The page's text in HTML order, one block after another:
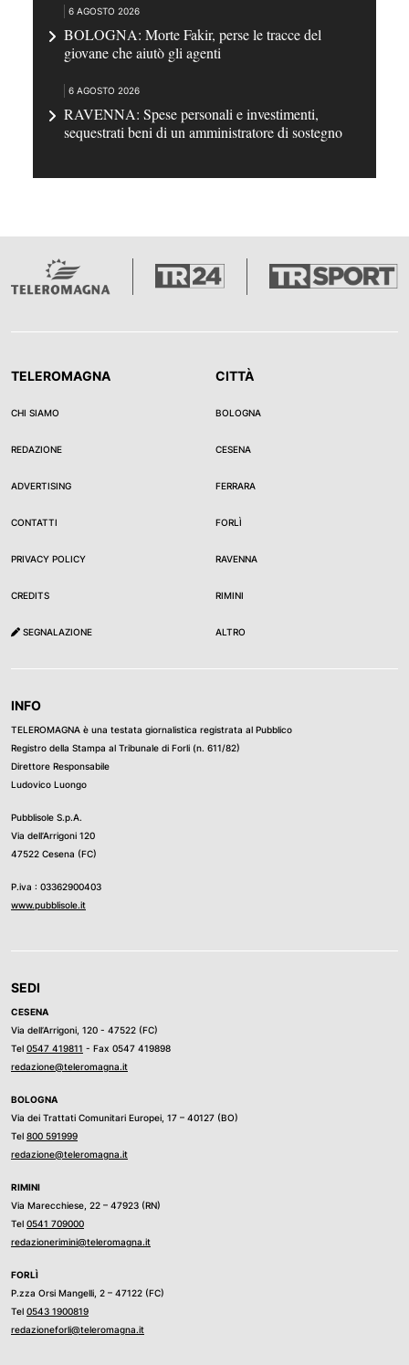
6 AGOSTO 2026
BOLOGNA: Morte Fakir, perse le tracce del
giovane che aiutò gli agenti
6 AGOSTO 2026
RAVENNA: Spese personali e investimenti,
sequestrati beni di un amministratore di sostegno
TELEROMAGNA
CHI SIAMO
REDAZIONE
ADVERTISING
CONTATTI
PRIVACY POLICY
CREDITS
SEGNALAZIONE
CITTÀ
BOLOGNA
CESENA
FERRARA
FORLÌ
RAVENNA
RIMINI
ALTRO
INFO
TELEROMAGNA è una testata giornalistica registrata al Pubblico
Registro della Stampa al Tribunale di Forli (n. 611/82)
Direttore Responsabile
Ludovico Luongo
Pubblisole S.p.A.
Via dell’Arrigoni 120
47522 Cesena (FC)
P.iva : 03362900403
www.pubblisole.it
SEDI
CESENA
Via dell’Arrigoni, 120 - 47522 (FC)
Tel 0547 419811 - Fax 0547 419898
redazione@teleromagna.it
BOLOGNA
Via dei Trattati Comunitari Europei, 17 – 40127 (BO)
Tel 800 591999
redazione@teleromagna.it
RIMINI
Via Marecchiese, 22 – 47923 (RN)
Tel 0541 709000
redazionerimini@teleromagna.it
FORLÌ
P.zza Orsi Mangelli, 2 – 47122 (FC)
Tel 0543 1900819
redazioneforli@teleromagna.it